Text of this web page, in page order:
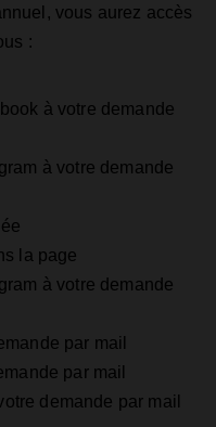
vous aurez accès
:
à votre demande
à votre demande
la page
à votre demande
par mail
par mail
demande par mail